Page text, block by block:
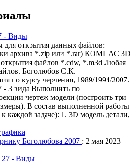
- Виды
открытия данных файлов:
архива *.zip или *.rar) КОМПАС 3D
файлов *.cdw, *.m3d Любая
Боголюбов С.К.
по курсу черчения, 1989/1994/2007.
- 3 вида Выполнить по
чертеж модели (построить три
В состав выполненной работы
каждой задаче): 1. 3D модель детали,
Боголюбова 2007 : 2 мая 2023